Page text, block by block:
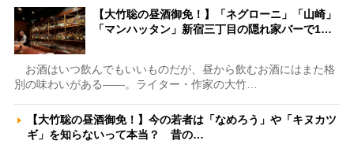
【大竹聡の昼酒御免！】「ネグローニ」「山崎」
「マンハッタン」新宿三丁目の隠れ家バーで1…
お酒はいつ飲んでもいいものだが、昼から飲むお酒にはまた格
別の味わいがある――。ライター・作家の大竹…
【大竹聡の昼酒御免！】今の若者は「なめろう」や「キヌカツ
ギ」を知らないって本当？ 昔の…